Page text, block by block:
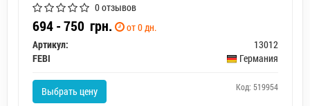
0 отзывов
694 - 750 грн.
от 0 дн.
Артикул:
13012
FEBI
Германия
Выбрать цену Код: 519954